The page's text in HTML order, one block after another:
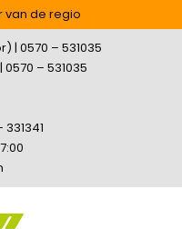
van de regio
| 0570 – 531035
– 531035